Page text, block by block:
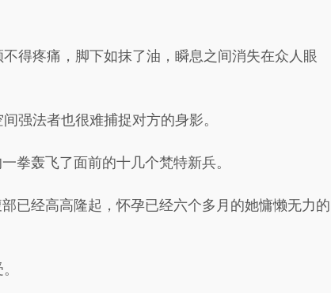
得疼痛，脚下如抹了油，瞬息之间消失在众人眼
强法者也很难捕捉对方的身影。
拳轰飞了面前的十几个梵特新兵。
已经高高隆起，怀孕已经六个多月的她慵懒无力的